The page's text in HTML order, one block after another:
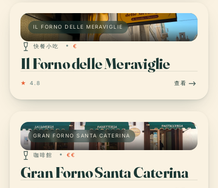
IL FORNO DELLE MERAVIGLIE
快餐小吃 €
Il Forno delle Meraviglie
★ 4.8 查看
GRAN FORNO SANTA CATERINA
咖啡館 €€
Gran Forno Santa Caterina